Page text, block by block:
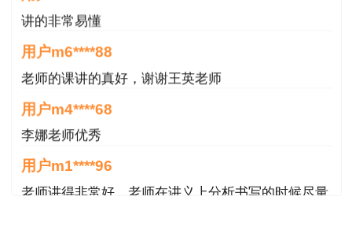
用户m6****88
老师的课讲的真好，谢谢王英老师
用户m4****68
李娜老师优秀
用户m1****96
老师讲得非常好，老师在讲义上分析书写的时候尽量